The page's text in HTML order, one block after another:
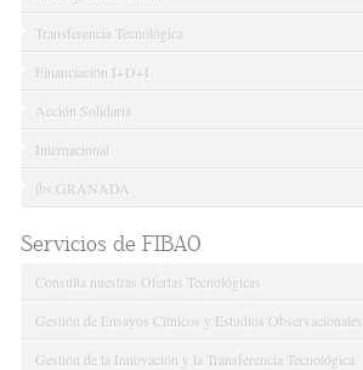
Transferencia Tecnológica
Financiación I+D+I
Acción Solidaria
Internacional
ibs.GRANADA
Servicios de FIBAO
Consulta nuestras Ofertas Tecnológicas
Gestión de Ensayos Clínicos y Estudios Observacionales
Gestión de la Innovación y la Transferencia Tecnológica